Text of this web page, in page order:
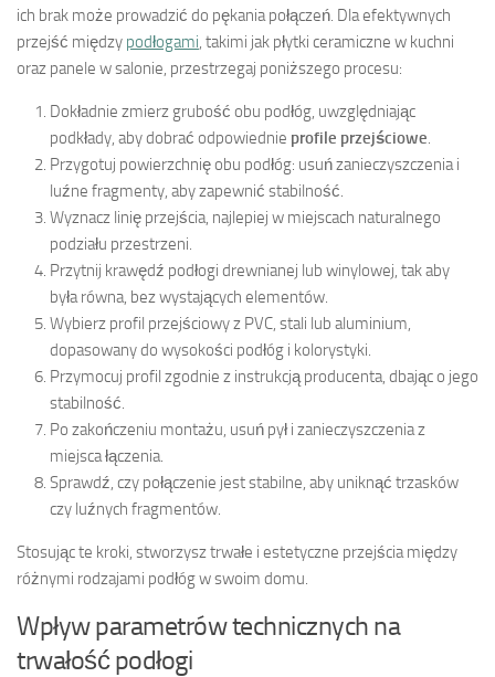
ich brak może prowadzić do pękania połączeń. Dla efektywnych
przejść między podłogami , takimi jak płytki ceramiczne w kuchni
oraz panele w salonie, przestrzegaj poniższego procesu:
Dokładnie zmierz grubość obu podłóg, uwzględniając
podkłady, aby dobrać odpowiednie profile przejściowe
Przygotuj powierzchnię obu podłóg: usuń zanieczyszczenia i
luźne fragmenty, aby zapewnić stabilność.
Wyznacz linię przejścia, najlepiej w miejscach naturalnego
podziału przestrzeni.
Przytnij krawędź podłogi drewnianej lub winylowej, tak aby
była równa, bez wystających elementów.
Wybierz profil przejściowy z PVC, stali lub aluminium,
dopasowany do wysokości podłóg i kolorystyki.
Przymocuj profil zgodnie z instrukcją producenta, dbając o jego
stabilność.
Po zakończeniu montażu, usuń pył i zanieczyszczenia z
miejsca łączenia.
Sprawdź, czy połączenie jest stabilne, aby uniknąć trzasków
czy luźnych fragmentów.
Stosując te kroki, stworzysz trwałe i estetyczne przejścia między
różnymi rodzajami podłóg w swoim domu.
Wpływ parametrów technicznych na
trwałość podłogi